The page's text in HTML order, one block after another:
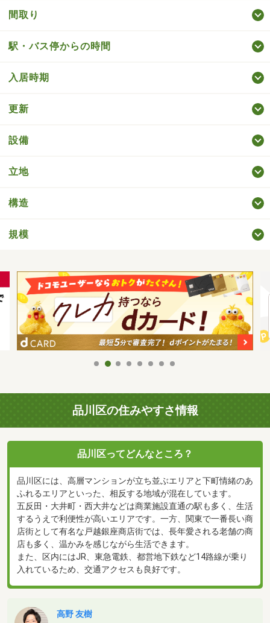
間取り
駅・バス停からの時間
入居時期
更新
設備
立地
構造
規模
品川区の住みやすさ情報
品川区ってどんなところ？
品川区には、高層マンションが立ち並ぶエリアと下町情緒のあ
ふれるエリアといった、相反する地域が混在しています。
五反田・大井町・西大井などは商業施設直通の駅も多く、生活
するうえで利便性が高いエリアです。一方、関東で一番長い商
店街として有名な戸越銀座商店街では、長年愛される老舗の商
店も多く、温かみを感じながら生活できます。
また、区内にはJR、東急電鉄、都営地下鉄など14路線が乗り
入れているため、交通アクセスも良好です。
高野 友樹